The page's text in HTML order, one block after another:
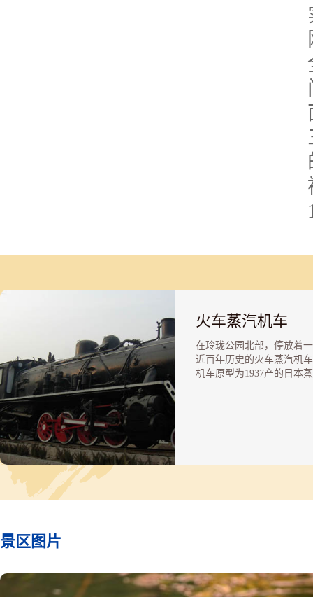
火车蒸汽机车
在玲珑公园北部，停放着
近百年历史的火车蒸汽机
机车原型为1937产的日本
殆尽。不过从尚未拆走的
景区图片